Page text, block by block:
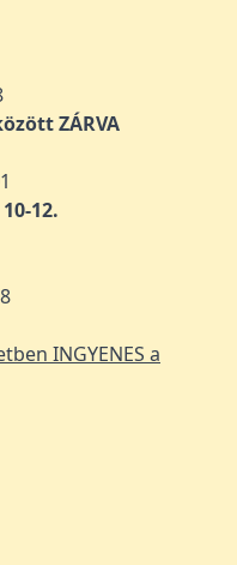
ZÁRVA
12.
INGYENES a